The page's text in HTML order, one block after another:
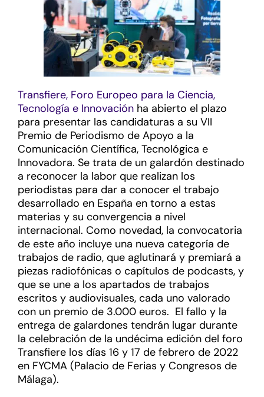
Transfiere, Foro Europeo para la Ciencia,
Tecnología e Innovación ha abierto el plazo
para presentar las candidaturas a su VII
Premio de Periodismo de Apoyo a la
Comunicación Científica, Tecnológica e
Innovadora. Se trata de un galardón destinado
a reconocer la labor que realizan los
periodistas para dar a conocer el trabajo
desarrollado en España en torno a estas
materias y su convergencia a nivel
internacional. Como novedad, la convocatoria
de este año incluye una nueva categoría de
trabajos de radio, que aglutinará y premiará a
piezas radiofónicas o capítulos de podcasts, y
que se une a los apartados de trabajos
escritos y audiovisuales, cada uno valorado
con un premio de 3.000 euros. El fallo y la
entrega de galardones tendrán lugar durante
la celebración de la undécima edición del foro
Transfiere los días 16 y 17 de febrero de 2022
en FYCMA (Palacio de Ferias y Congresos de
Málaga).